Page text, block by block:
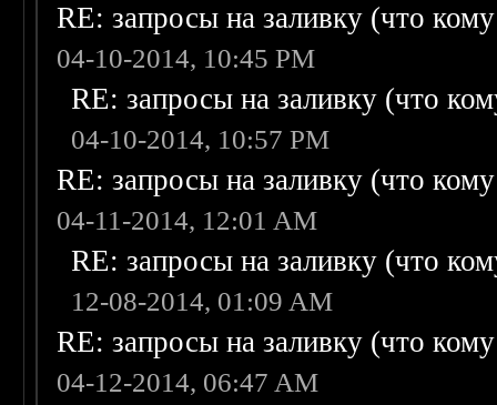
RE: запросы на заливку (что
04-10-2014, 10:45 PM
RE: запросы на заливку (что
04-10-2014, 10:57 PM
RE: запросы на заливку (что
04-11-2014, 12:01 AM
RE: запросы на заливку (что
12-08-2014, 01:09 AM
RE: запросы на заливку (что
04-12-2014, 06:47 AM